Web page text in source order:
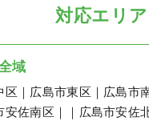
対応エリア
域
区｜広島市東区｜広島市
安佐南区｜｜広島市安佐